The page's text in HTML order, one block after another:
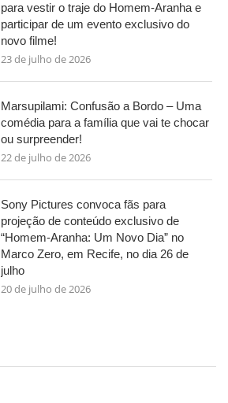
para vestir o traje do Homem-Aranha e
participar de um evento exclusivo do
novo filme!
23 de julho de 2026
Marsupilami: Confusão a Bordo – Uma
comédia para a família que vai te chocar
ou surpreender!
22 de julho de 2026
Sony Pictures convoca fãs para
projeção de conteúdo exclusivo de
“Homem-Aranha: Um Novo Dia” no
Marco Zero, em Recife, no dia 26 de
julho
20 de julho de 2026